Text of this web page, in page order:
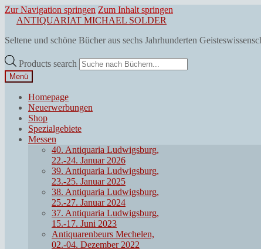
Zur Navigation springen Zum Inhalt springen
ANTIQUARIAT MICHAEL SOLDER
Seltene und schöne Bücher aus sechs Jahrhunderten
Products search
Menü
Homepage
Neuerwerbungen
Shop
Spezialgebiete
Messen
40. Antiquaria Ludwigsburg,
22.-24. Januar 2026
39. Antiquaria Ludwigsburg,
23.-25. Januar 2025
38. Antiquaria Ludwigsburg,
25.-27. Januar 2024
37. Antiquaria Ludwigsburg,
15.-17. Juni 2023
Antiquarenbeurs Mechelen,
02.-04. Dezember 2022